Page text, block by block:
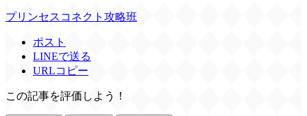
プリンセスコネクト攻略班
ポスト
LINEで送る
URLコピー
この記事を評価しよう！